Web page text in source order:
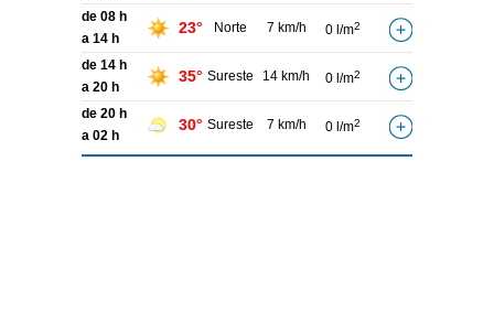
de 08 h
a 14 h
23° Norte 7 km/h 0 l/m2
de 14 h
a 20 h
35° Sureste 14 km/h 0 l/m2
de 20 h
a 02 h
30° Sureste 7 km/h 0 l/m2